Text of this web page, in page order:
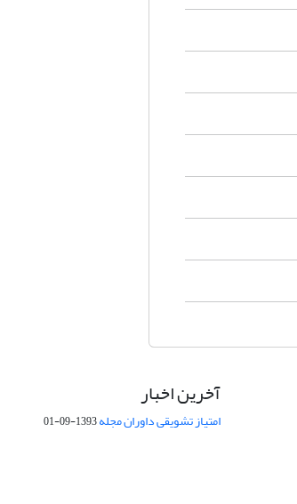
آخرین اخبار
امتیاز تشویقی داوران مجله1393-09-01